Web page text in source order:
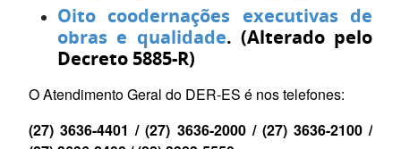
Oito coodernações executivas de
obras e qualidade. (Alterado pelo
Decreto 5885-R)
O Atendimento Geral do DER-ES é nos telefones:
(27) 3636-4401 / (27) 3636-2000 / (27) 3636-2100 /